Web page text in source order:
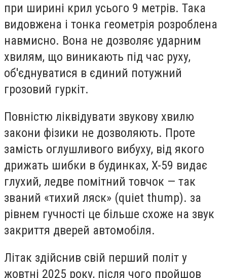
при ширині крил усього 9 метрів. Така
видовжена і тонка геометрія розроблена
навмисно. Вона не дозволяє ударним
хвилям, що виникають під час руху,
об'єднуватися в єдиний потужний
грозовий гуркіт.
Повністю ліквідувати звукову хвилю
закони фізики не дозволяють. Проте
замість оглушливого вибуху, від якого
дрижать шибки в будинках, X-59 видає
глухий, ледве помітний товчок — так
званий «тихий ляск» (quiet thump). за
рівнем гучності це більше схоже на звук
закриття дверей автомобіля.
Літак здійснив свій перший політ у
жовтні 2025 року, після чого пройшов